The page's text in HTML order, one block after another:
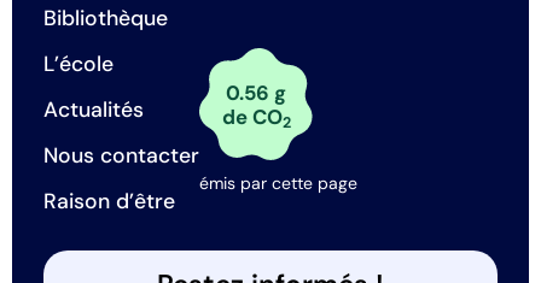
Bibliothèque
L’école
Actualités
Nous contacter
Raison d’être
0.56 g
de CO2
émis par cette page